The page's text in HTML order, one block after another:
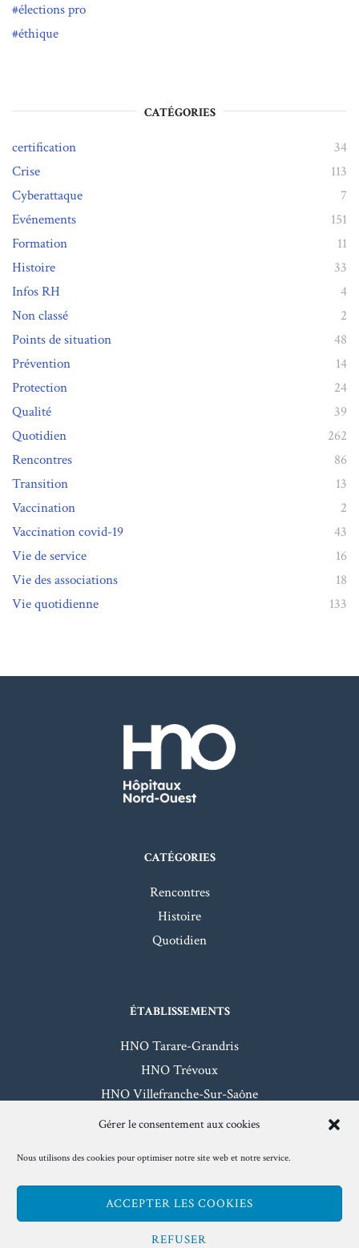
Gérer le consentement aux cookies
Nous utilisons des cookies pour optimiser notre site web et notre service.
ACCEPTER LES COOKIES
REFUSER
élections pro
éthique
CATÉGORIES
certification
34
Crise
113
Cyberattaque
7
Evénements
151
Formation
11
Histoire
33
Infos RH
4
Non classé
2
Points de situation
48
Prévention
14
Protection
24
Qualité
39
Quotidien
262
Rencontres
86
Transition
13
Vaccination
2
Vaccination covid-19
43
Vie de service
16
Vie des associations
18
Vie quotidienne
133
CATÉGORIES
Rencontres
Histoire
Quotidien
ÉTABLISSEMENTS
HNO Tarare-Grandris
HNO Trévoux
HNO Villefranche-Sur-Saône
HNO Beaujeu-Belleville
www.hno.fr